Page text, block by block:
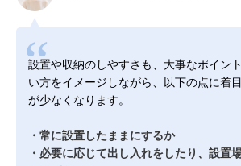
設置や収納のしやすさも、大事なポイン
い方をイメージしながら、以下の点に着
が少なくなります。
・常に設置したままにするか
・必要に応じて出し入れをしたり、設置